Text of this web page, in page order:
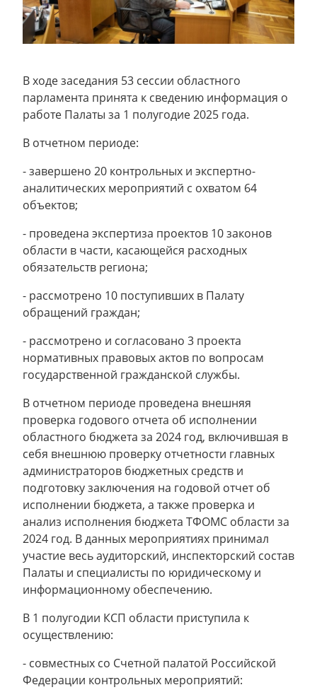
В ходе заседания 53 сессии областного
парламента принята к сведению информация о
работе Палаты за 1 полугодие 2025 года.
В отчетном периоде:
- завершено 20 контрольных и экспертно-
аналитических мероприятий с охватом 64
объектов;
- проведена экспертиза проектов 10 законов
области в части, касающейся расходных
обязательств региона;
- рассмотрено 10 поступивших в Палату
обращений граждан;
- рассмотрено и согласовано 3 проекта
нормативных правовых актов по вопросам
государственной гражданской службы.
В отчетном периоде проведена внешняя
проверка годового отчета об исполнении
областного бюджета за 2024 год, включившая в
себя внешнюю проверку отчетности главных
администраторов бюджетных средств и
подготовку заключения на годовой отчет об
исполнении бюджета, а также проверка и
анализ исполнения бюджета ТФОМС области за
2024 год. В данных мероприятиях принимал
участие весь аудиторский, инспекторский состав
Палаты и специалисты по юридическому и
информационному обеспечению.
В 1 полугодии КСП области приступила к
осуществлению:
- совместных со Счетной палатой Российской
Федерации контрольных мероприятий: